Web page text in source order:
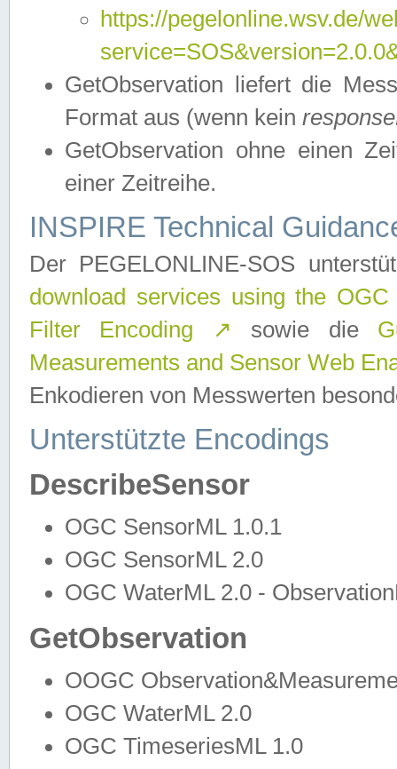
https://pegelonline.wsv.de/
GetObservation liefert die
Format aus (wenn kein
GetObservation ohne einen
einer Zeitreihe.
INSPIRE Technical
Der PEGELONLINE-SOS
download services using the
Filter Encoding
↗ sowie die
Measurements and Sensor Web
Enkodieren von Messwerten
Unterstützte Encodings
DescribeSensor
OGC SensorML 1.0.1
OGC SensorML 2.0
OGC WaterML 2.0 -
GetObservation
OOGC
OGC WaterML 2.0
OGC TimeseriesML 1.0